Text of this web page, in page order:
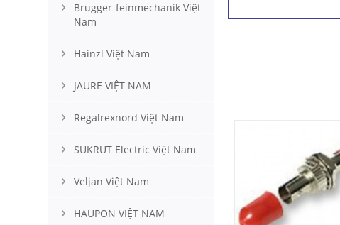
Brugger-feinmechanik Việt
Nam
Hainzl Việt Nam
JAURE VIỆT NAM
Regalrexnord Việt Nam
SUKRUT Electric Việt Nam
Veljan Việt Nam
HAUPON VIỆT NAM